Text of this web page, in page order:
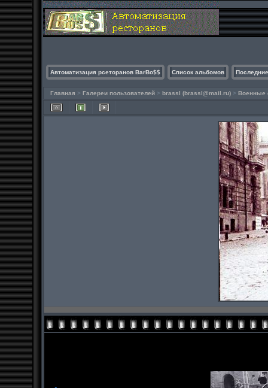
Автоматизация рсеторанов BarBo$$ Список альбомов
Главная > Галереи пользователей > brassl (brassl@mail.ru) > Военные